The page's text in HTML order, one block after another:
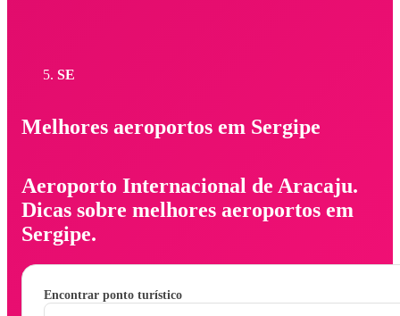
SE
Melhores aeroportos em Sergipe
Aeroporto Internacional de Aracaju.
Dicas sobre melhores aeroportos em
Sergipe.
Encontrar ponto turístico